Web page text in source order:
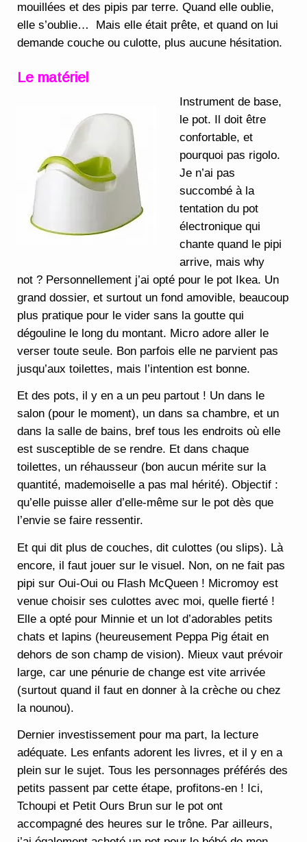
mouillées et des pipis par terre. Quand elle oublie,
elle s’oublie… Mais elle était prête, et quand on lui
demande couche ou culotte, plus aucune hésitation.
Le matériel
Instrument de base,
le pot. Il doit être
confortable, et
pourquoi pas rigolo.
Je n’ai pas
succombé à la
tentation du pot
électronique qui
chante quand le pipi
arrive, mais why
not ? Personnellement j’ai opté pour le pot Ikea. Un
grand dossier, et surtout un fond amovible, beaucoup
plus pratique pour le vider sans la goutte qui
dégouline le long du montant. Micro adore aller le
verser toute seule. Bon parfois elle ne parvient pas
jusqu’aux toilettes, mais l’intention est bonne.
Et des pots, il y en a un peu partout ! Un dans le
salon (pour le moment), un dans sa chambre, et un
dans la salle de bains, bref tous les endroits où elle
est susceptible de se rendre. Et dans chaque
toilettes, un réhausseur (bon aucun mérite sur la
quantité, mademoiselle a pas mal hérité). Objectif :
qu’elle puisse aller d’elle-même sur le pot dès que
l’envie se faire ressentir.
Et qui dit plus de couches, dit culottes (ou slips). Là
encore, il faut jouer sur le visuel. Non, on ne fait pas
pipi sur Oui-Oui ou Flash McQueen ! Micromoy est
venue choisir ses culottes avec moi, quelle fierté !
Elle a opté pour Minnie et un lot d’adorables petits
chats et lapins (heureusement Peppa Pig était en
dehors de son champ de vision). Mieux vaut prévoir
large, car une pénurie de change est vite arrivée
(surtout quand il faut en donner à la crèche ou chez
la nounou).
Dernier investissement pour ma part, la lecture
adéquate. Les enfants adorent les livres, et il y en a
plein sur le sujet. Tous les personnages préférés des
petits passent par cette étape, profitons-en ! Ici,
Tchoupi et Petit Ours Brun sur le pot ont
accompagné des heures sur le trône. Par ailleurs,